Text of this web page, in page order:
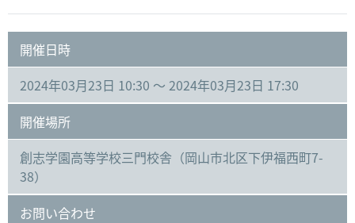
開催日時
2024年03月23日 10:30 ～ 2024年03月23日 17:30
開催場所
創志学園高等学校三門校舎（岡山市北区下伊福西町7-
38）
お問い合わせ